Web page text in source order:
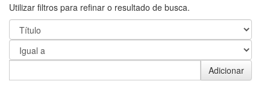
Utilizar filtros para refinar o resultado de busca.